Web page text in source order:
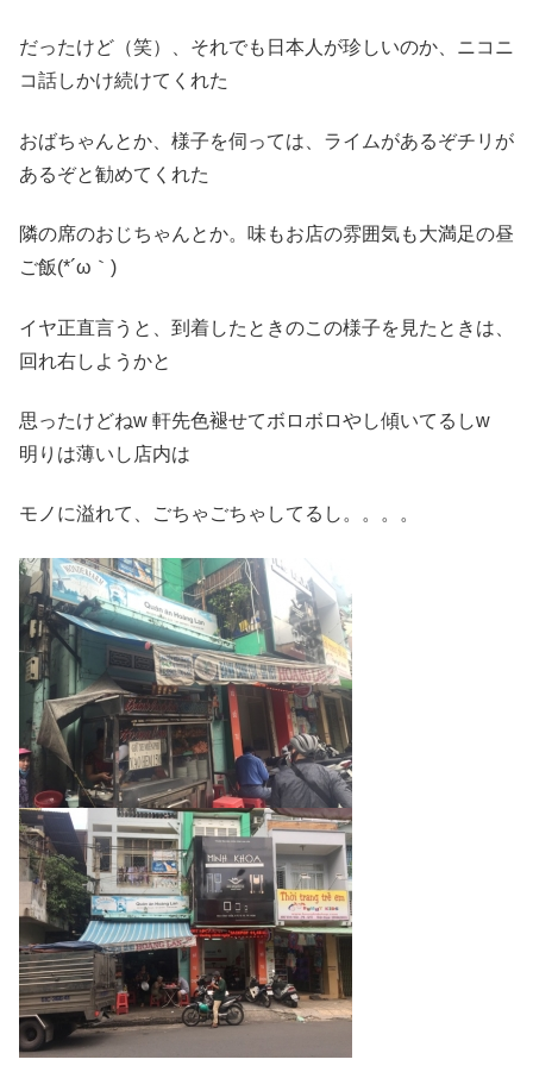
だったけど（笑）、それでも日本人が珍しいのか、ニコニ
コ話しかけ続けてくれた
おばちゃんとか、様子を伺っては、ライムがあるぞチリが
あるぞと勧めてくれた
隣の席のおじちゃんとか。味もお店の雰囲気も大満足の昼
ご飯(*´ω｀)
イヤ正直言うと、到着したときのこの様子を見たときは、
回れ右しようかと
思ったけどねw 軒先色褪せてボロボロやし傾いてるしw
明りは薄いし店内は
モノに溢れて、ごちゃごちゃしてるし。。。。